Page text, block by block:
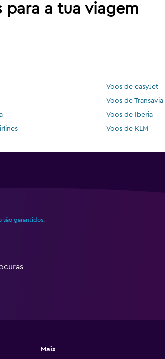
para a tua viagem
Voos de easyJet
Voos de
Voos de Iberia
Voos de KLM
são garantidos.
Mais